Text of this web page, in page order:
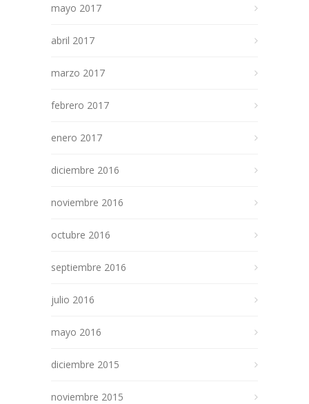
mayo 2017
abril 2017
marzo 2017
febrero 2017
enero 2017
diciembre 2016
noviembre 2016
octubre 2016
septiembre 2016
julio 2016
mayo 2016
diciembre 2015
noviembre 2015